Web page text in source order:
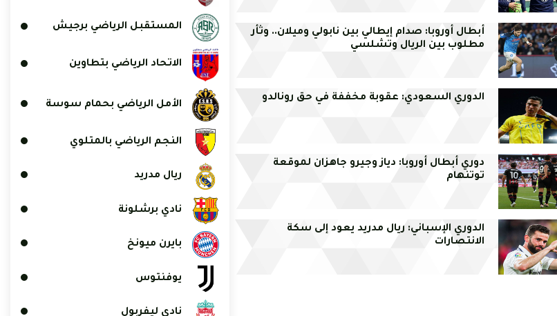
أبطال أوروبا: صدام إيطالي بين نابولي وميلان.. وثأر
مطلوب بين الريال وتشلسي
الدوري السعودي: عقوبة مخففة في حق رونالدو
دوري أبطال أوروبا: دياز وجيرو جاهزان لموقعة
توتنهام
الدوري الإسباني: ريال مدريد يعود إلى سكة
الانتصارات
المستقبل الرياضي برجيش
الاتحاد الرياضي بتطاوين
الأمل الرياضي بحمام سوسة
النجم الرياضي بالمتلوي
ريال مدريد
نادي برشلونة
بايرن ميونخ
يوفنتوس
نادي ليفربول